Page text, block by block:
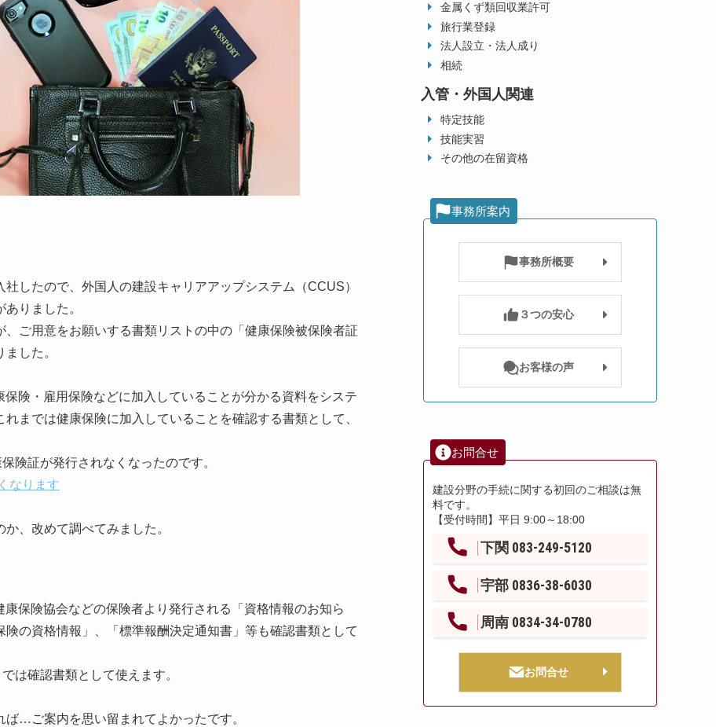
したので、外国人の建設キャリアアップシステム（CCUS）
りました。
ご用意をお願いする書類リストの中の「健康保険被保険者証
した。
険・雇用保険などに加入していることが分かる資料をシステ
までは健康保険に加入していることを確認する書類として、
険証が発行されなくなったのです。
なります
、改めて調べてみました。
保険協会などの保険者より発行される「資格情報のお知ら
の資格情報」、「標準報酬決定通知書」等も確認書類として
は確認書類として使えます。
…ご案内を思い留まれてよかったです。
金属くず類回収業許可
旅行業登録
法人設立・法人成り
相続
入管・外国人関連
特定技能
技能実習
その他の在留資格
事務所案内
事務所概要
３つの安心
お客様の声
お問合せ
建設分野の手続に関する初回のご相談は無
料です。
【受付時間】平日 9:00～18:00
下関 083-249-5120
宇部 0836-38-6030
周南 0834-34-0780
お問合せ